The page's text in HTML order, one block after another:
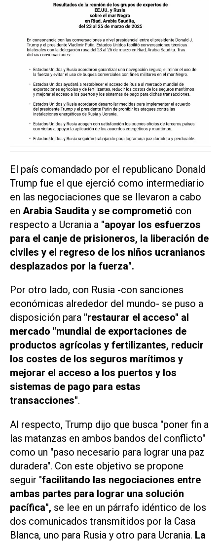
El país comandado por el republicano Donald
Trump fue el que ejerció como intermediario
en las negociaciones que se llevaron a cabo
en Arabia Saudita y se comprometió con
respecto a Ucrania a "apoyar los esfuerzos
para el canje de prisioneros, la liberación de
civiles y el regreso de los niños ucranianos
desplazados por la fuerza".
Por otro lado, con Rusia -con sanciones
económicas alrededor del mundo- se puso a
disposición para "restaurar el acceso" al
mercado "mundial de exportaciones de
productos agrícolas y fertilizantes, reducir
los costes de los seguros marítimos y
mejorar el acceso a los puertos y los
sistemas de pago para estas
transacciones".
Al respecto, Trump dijo que busca "poner fin a
las matanzas en ambos bandos del conflicto"
como un "paso necesario para lograr una paz
duradera". Con este objetivo se propone
seguir "facilitando las negociaciones entre
ambas partes para lograr una solución
pacífica", se lee en un párrafo idéntico de los
dos comunicados transmitidos por la Casa
Blanca, uno para Rusia y otro para Ucrania. La